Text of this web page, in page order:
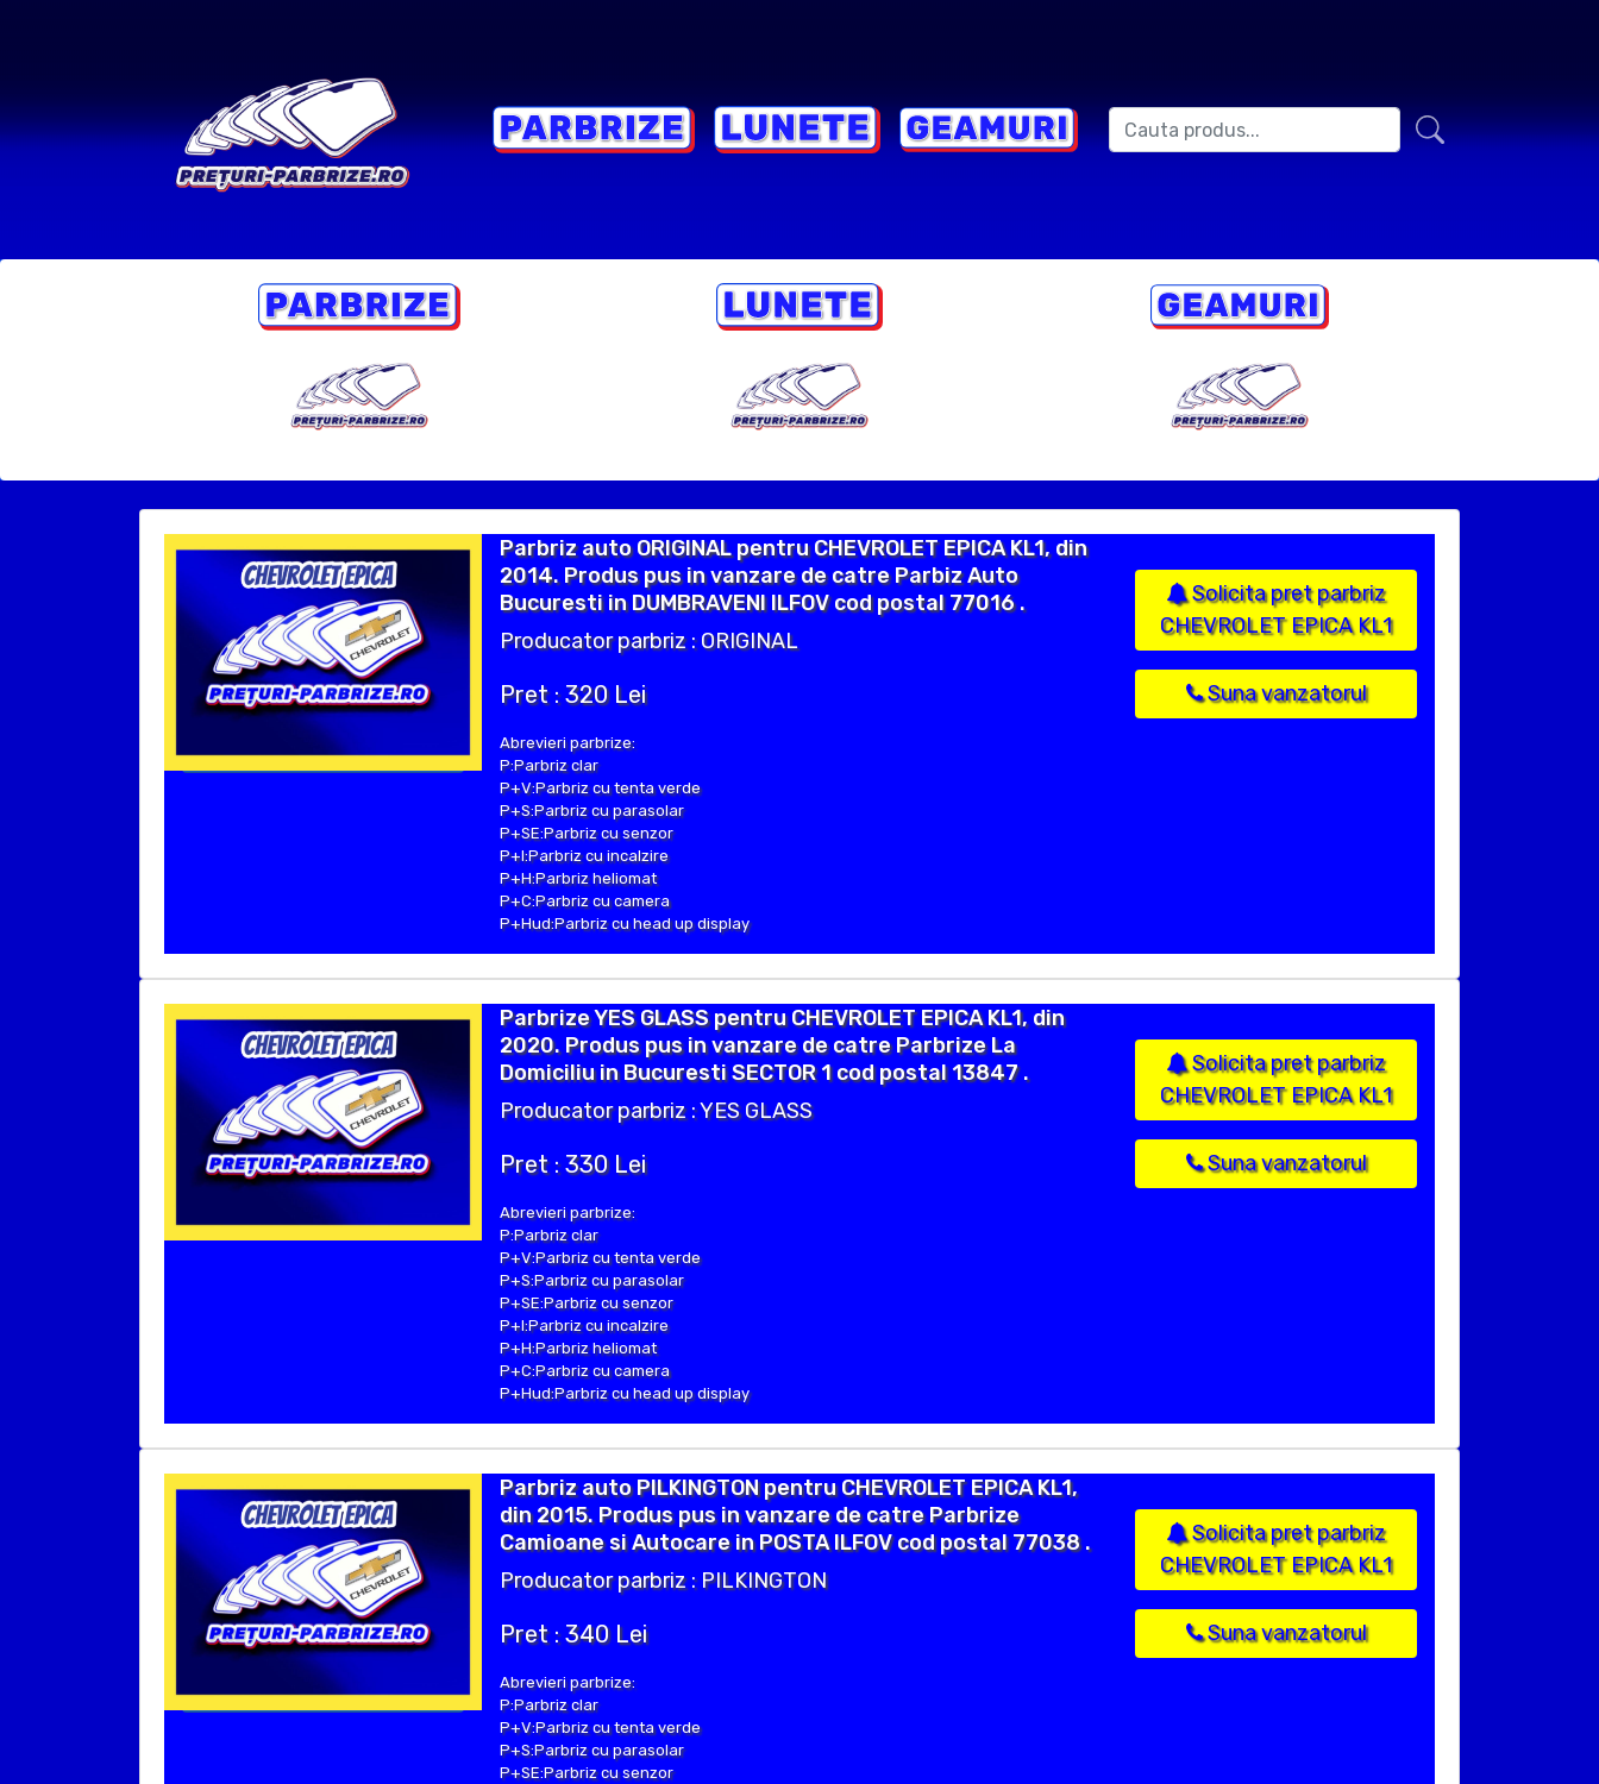
Parbriz auto ORIGINAL pentru CHEVROLET EPICA KL1, din
2014. Produs pus in vanzare de catre Parbiz Auto
Bucuresti in DUMBRAVENI ILFOV cod postal 77016 .
Producator parbriz : ORIGINAL
Pret : 320 Lei
Abrevieri parbrize:
P:Parbriz clar
P+V:Parbriz cu tenta verde
P+S:Parbriz cu parasolar
P+SE:Parbriz cu senzor
P+I:Parbriz cu incalzire
P+H:Parbriz heliomat
P+C:Parbriz cu camera
P+Hud:Parbriz cu head up display
Solicita pret parbriz
CHEVROLET EPICA KL1
Suna vanzatorul
Parbrize YES GLASS pentru CHEVROLET EPICA KL1, din
2020. Produs pus in vanzare de catre Parbrize La
Domiciliu in Bucuresti SECTOR 1 cod postal 13847 .
Producator parbriz : YES GLASS
Pret : 330 Lei
Abrevieri parbrize:
P:Parbriz clar
P+V:Parbriz cu tenta verde
P+S:Parbriz cu parasolar
P+SE:Parbriz cu senzor
P+I:Parbriz cu incalzire
P+H:Parbriz heliomat
P+C:Parbriz cu camera
P+Hud:Parbriz cu head up display
Solicita pret parbriz
CHEVROLET EPICA KL1
Suna vanzatorul
Parbriz auto PILKINGTON pentru CHEVROLET EPICA KL1,
din 2015. Produs pus in vanzare de catre Parbrize
Camioane si Autocare in POSTA ILFOV cod postal 77038 .
Producator parbriz : PILKINGTON
Pret : 340 Lei
Abrevieri parbrize:
P:Parbriz clar
P+V:Parbriz cu tenta verde
P+S:Parbriz cu parasolar
P+SE:Parbriz cu senzor
Solicita pret parbriz
CHEVROLET EPICA KL1
Suna vanzatorul